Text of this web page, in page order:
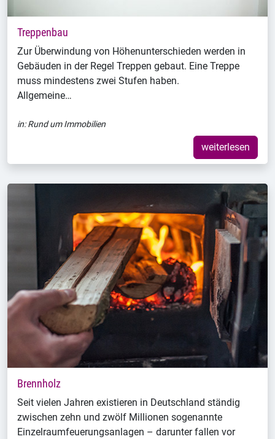
Treppenbau
Zur Überwindung von Höhenunterschieden werden in
Gebäuden in der Regel Treppen gebaut. Eine Treppe
muss mindestens zwei Stufen haben.
Allgemeine…
in:Rund um Immobilien
weiterlesen
Brennholz
Seit vielen Jahren existieren in Deutschland ständig
zwischen zehn und zwölf Millionen sogenannte
Einzelraumfeuerungsanlagen – darunter fallen vor